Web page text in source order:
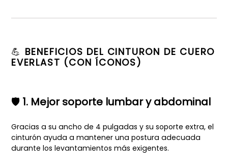
💪 BENEFICIOS DEL CINTURON DE CUERO
EVERLAST (CON ÍCONOS)
🛡️ 1. Mejor soporte lumbar y abdominal
Gracias a su ancho de 4 pulgadas y su soporte extra, el
cinturón ayuda a mantener una postura adecuada
durante los levantamientos más exigentes.